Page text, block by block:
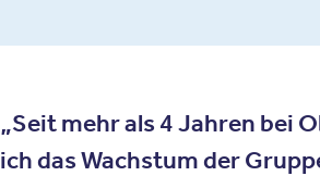
Seit mehr als 4 Jahren bei
ich das Wachstum der